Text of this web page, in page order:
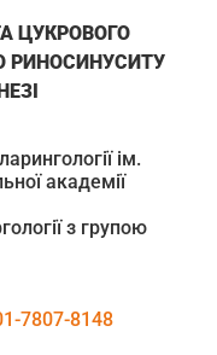
ЦУКРОВОГО
РИНОСИНУСИТУ
ім.
академії
з групою
7807-8148